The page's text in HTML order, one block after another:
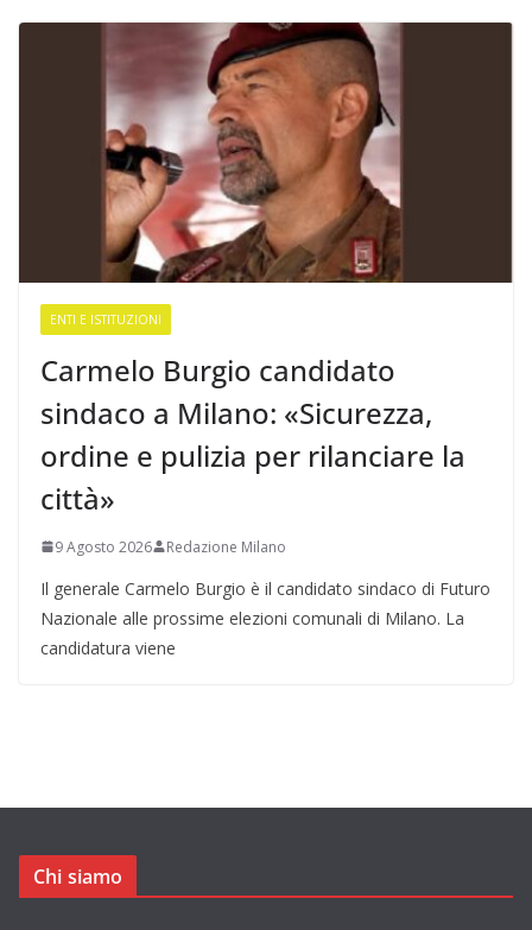
ENTI E ISTITUZIONI
Carmelo Burgio candidato
sindaco a Milano: «Sicurezza,
ordine e pulizia per rilanciare la
città»
9 Agosto 2026 Redazione Milano
Il generale Carmelo Burgio è il candidato sindaco di Futuro
Nazionale alle prossime elezioni comunali di Milano. La
candidatura viene
Chi siamo